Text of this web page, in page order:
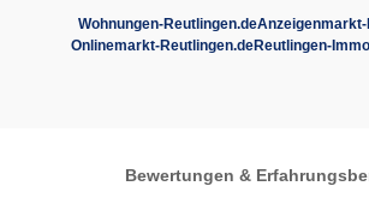
Wohnungen-Reutlingen.de
Onlinemarkt-Reutlingen.deReutlingen-
Bewertungen &